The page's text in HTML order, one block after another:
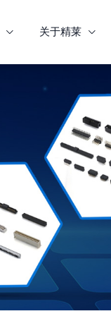
 关于精莱 